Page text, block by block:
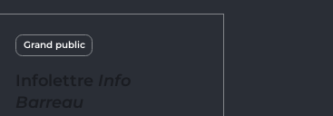
Grand public